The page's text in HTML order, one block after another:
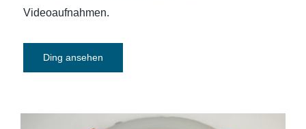
Videoaufnahmen.
Ding ansehen